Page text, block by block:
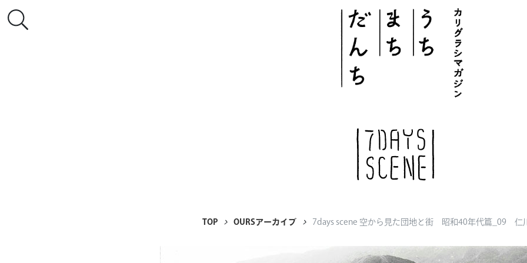
このサイトについて
# うち
# まち
特集
TOP OURSアーカイブ 7days scene 空から見た団地と街 昭和40年代篇_09 仁